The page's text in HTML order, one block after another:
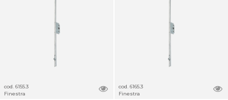
cod. 6155.3
Finestra
cod. 6165.3
Finestra